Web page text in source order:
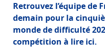
Retrouvez l’équipe de
demain pour la
monde de difficulté
compétition à lire ici.